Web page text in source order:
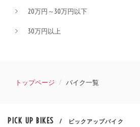
20万円～30万円以下
30万円以上
トップページ バイク一覧
PICK UP BIKES / ピックアップバイク